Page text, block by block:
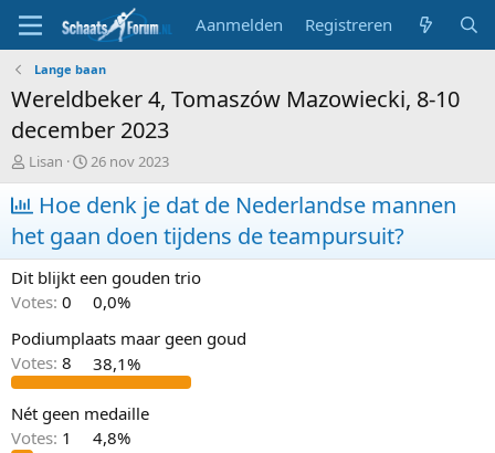
Aanmelden Registreren
Lange baan
Wereldbeker 4, Tomaszów Mazowiecki, 8-10
december 2023
T
o
p
i
c
s
t
a
t
e
r
Lisan
S
t
a
r
t
d
a
t
m
26 nov 2023
Hoe denk je dat de Nederlandse mannen
het gaan doen tijdens de teampursuit?
Dit blijkt een gouden trio
Votes: 0
0,0%
Podiumplaats maar geen goud
Votes: 8 38,1%
Nét geen medaille
Votes: 1 4,8%